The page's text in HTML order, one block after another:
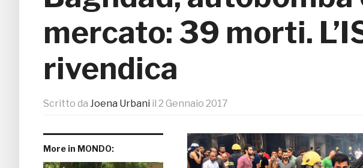
mercato: 39 morti.
rivendica
Scritto da Joena Urbani il 2 Gennaio 2017
More in MONDO: